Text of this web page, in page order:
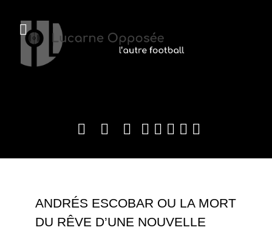
ANDRÉS ESCOBAR OU LA MORT
DU RÊVE D’UNE NOUVELLE